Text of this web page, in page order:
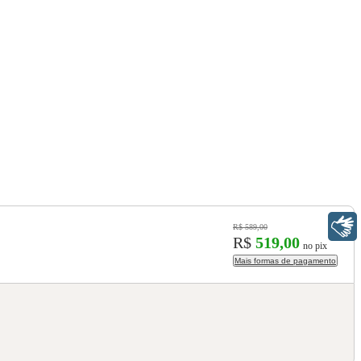
R$ 589,00
R$ 519,00 no pix
Mais formas de pagamento